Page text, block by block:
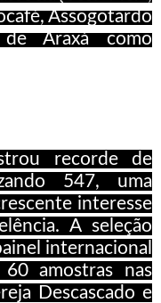
Assogotardo
Araxá como
recorde de
547, uma
interesse
A seleção
internacional
amostras nas
Descascado e